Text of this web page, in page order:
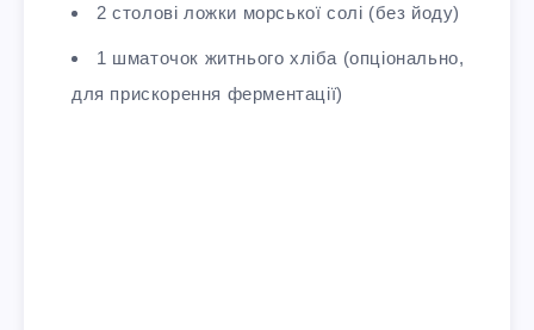
2 столові ложки морської солі (без йоду)
1 шматочок житнього хліба (опціонально,
для прискорення ферментації)